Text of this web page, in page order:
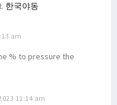
한국야동
am
% to pressure the
11:14 am